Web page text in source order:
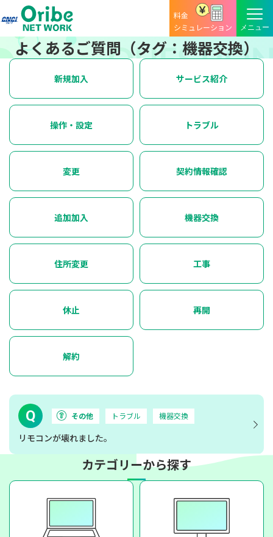
料金
シミュレーション
よくあるご質問（タグ：機器交換）
新規加入 サービス紹介
操作・設定 トラブル
変更 契約情報確認
追加加入 機器交換
住所変更 工事
休止 再開
解約
Q その他 トラブル 機器交換
リモコンが壊れました。
カテゴリーから探す